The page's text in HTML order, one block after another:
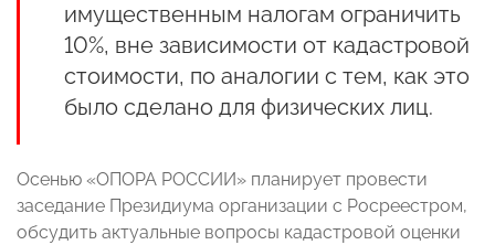
имущественным налогам ограничить
10%, вне зависимости от кадастровой
стоимости, по аналогии с тем, как это
было сделано для физических лиц.
Осенью «ОПОРА РОССИИ» планирует провести
заседание Президиума организации с Росреестром,
обсудить актуальные вопросы кадастровой оценки